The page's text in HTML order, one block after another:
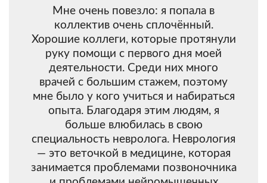
Мне очень повезло: я попала в
коллектив очень сплочённый.
Хорошие коллеги, которые протянули
руку помощи с первого дня моей
деятельности. Среди них много
врачей с большим стажем, поэтому
мне было у кого учиться и набираться
опыта. Благодаря этим людям, я
больше влюбилась в свою
специальность невролога. Неврология
— это веточкой в медицине, которая
занимается проблемами позвоночника